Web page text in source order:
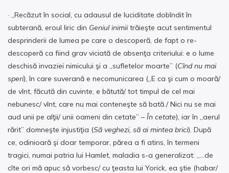
· „Recăzut în social, cu adausul de luciditate dobîndit în
subterană, eroul liric din Geniul inimiitrăieşte acut sentimentul
desprinderii de lumea pe care o descoperă, de fapt o re-
descoperă ca fiind grav viciată de absenţa criteriului: e o lume
deschisă invaziei nimicului şi a „sufletelor moarte” (Cînd nu mai
speri), în care suverană e necomunicarea („E ca şi cum o moară/
de vînt, făcută din cuvinte, e bătută/ tot timpul de cel mai
nebunesc/ vînt, care nu mai conteneşte să bată./ Nici nu se mai
aud unii pe alţii/ unii oameni din cetate” – În cetate), iar în „aerul
rărit” domneşte injustiţia (Să veghezi, să ai mintea brici). După
ce, odinioară şi doar temporar, părea a fi atins, în termeni
tragici, numai patria lui Hamlet, maladia s-a generalizat: „…de
cîte ori mă apuc să vorbesc/ cu ţeasta lui Yorick, ea ştie (habar/